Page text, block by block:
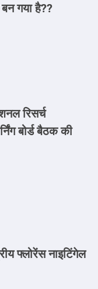
गया है??
रिसर्च
बोर्ड बैठक की
फ्लोरेंस नाइटिंगेल